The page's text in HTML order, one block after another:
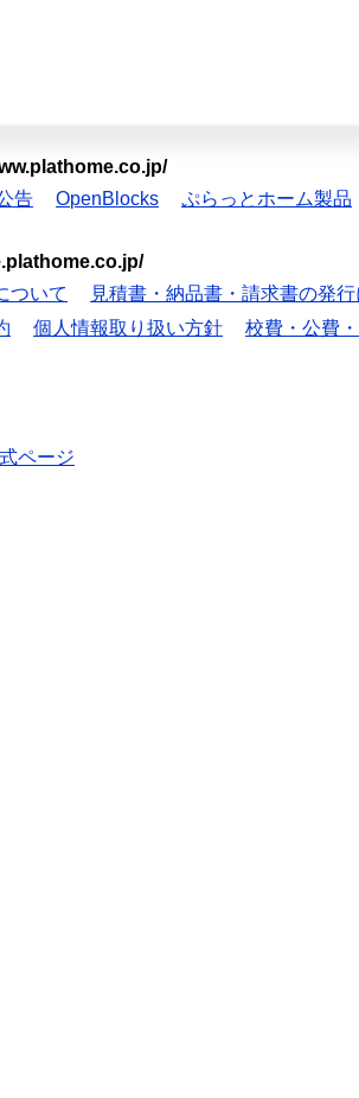
告 OpenBlocks ぷらっとホーム製品
ついて 見積書・納品書・請求書の発
個人情報取り扱い方針 校費・公費
ページ